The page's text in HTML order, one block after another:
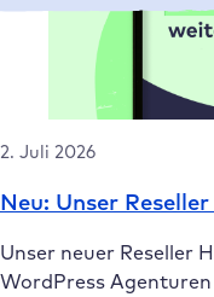
2. Juli 2026
Neu: Unser
Unser neuer Reseller
WordPress